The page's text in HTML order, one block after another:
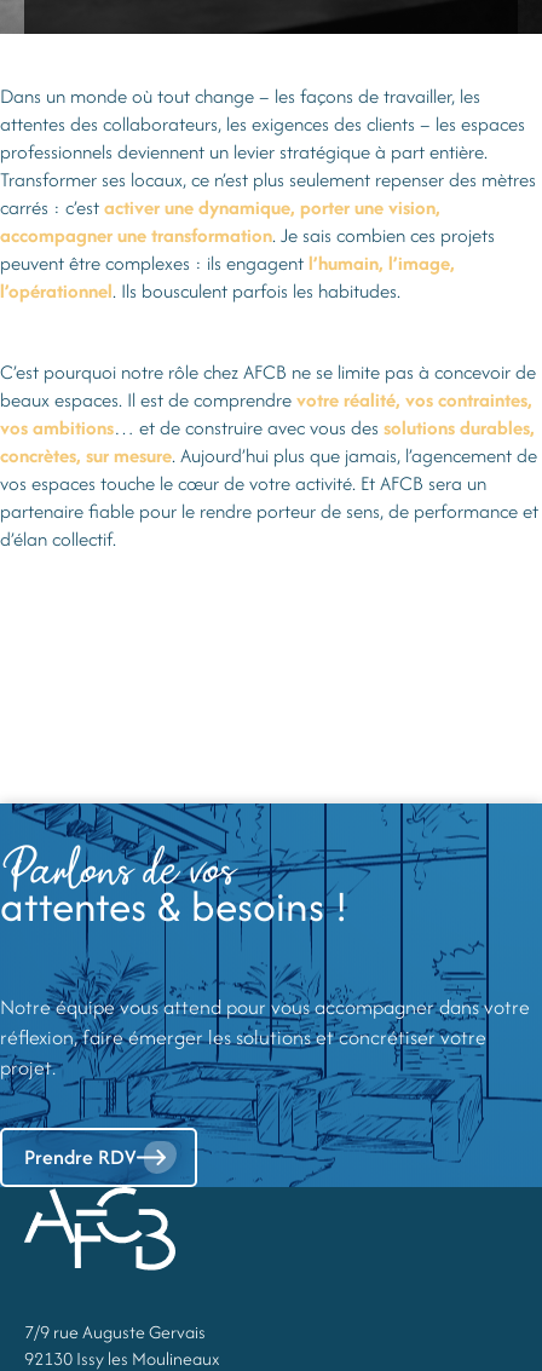
Dans un monde où tout change – les façons de travailler, les
attentes des collaborateurs, les exigences des clients – les espaces
professionnels deviennent un levier stratégique à part entière.
Transformer ses locaux, ce n’est plus seulement repenser des mètres
carrés : c’estactiver une dynamique, porter une vision,
accompagner une transformation. Je sais combien ces projets
peuvent être complexes : ils engagentl’humain, l’image,
l’opérationnel. Ils bousculent parfois les habitudes.
C’est pourquoi notre rôle chez AFCB ne se limite pas à concevoir de
beaux espaces. Il est de comprendrevotre réalité, vos contraintes,
vos ambitions… et de construire avec vous des solutions durables,
concrètes, sur mesure. Aujourd’hui plus que jamais, l’agencement de
vos espaces touche le cœur de votre activité. Et AFCB sera un
partenaire fiable pour le rendre porteur de sens, de performance et
d’élan collectif.
Parlons de vos
attentes & besoins !
Notre équipe vous attend pour vous accompagner dans votre
réflexion, faire émerger les solutions et concrétiser votre
projet.
Prendre RDV
7/9 rue Auguste Gervais
92130 Issy les Moulineaux